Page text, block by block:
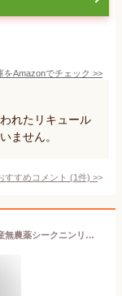
をAmazonでチェック >>
れたリキュール
ません。
すすめコメント (1件) >
【最強配送】松永酒造場 マルシカ 徳之島産無農薬シークニンリキュール 10度/720ml